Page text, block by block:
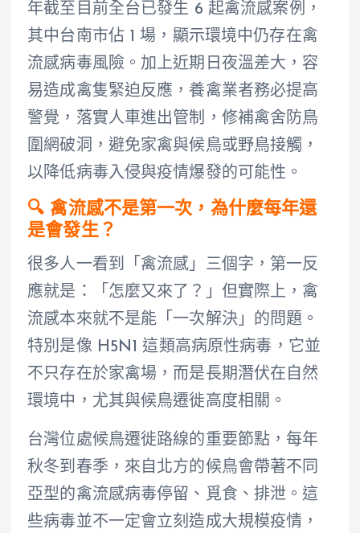
年截至目前全台已發生 6 起禽流感案例，
其中台南市佔 1 場，顯示環境中仍存在禽
流感病毒風險。加上近期日夜溫差大，容
易造成禽隻緊迫反應，養禽業者務必提高
警覺，落實人車進出管制，修補禽舍防鳥
圍網破洞，避免家禽與候鳥或野鳥接觸，
以降低病毒入侵與疫情爆發的可能性。
🔍 禽流感不是第一次，為什麼每年還
是會發生？
很多人一看到「禽流感」三個字，第一反
應就是：「怎麼又來了？」但實際上，禽
流感本來就不是能「一次解決」的問題。
特別是像 H5N1 這類高病原性病毒，它並
不只存在於家禽場，而是長期潛伏在自然
環境中，尤其與候鳥遷徙高度相關。
台灣位處候鳥遷徙路線的重要節點，每年
秋冬到春季，來自北方的候鳥會帶著不同
亞型的禽流感病毒停留、覓食、排泄。這
些病毒並不一定會立刻造成大規模疫情，